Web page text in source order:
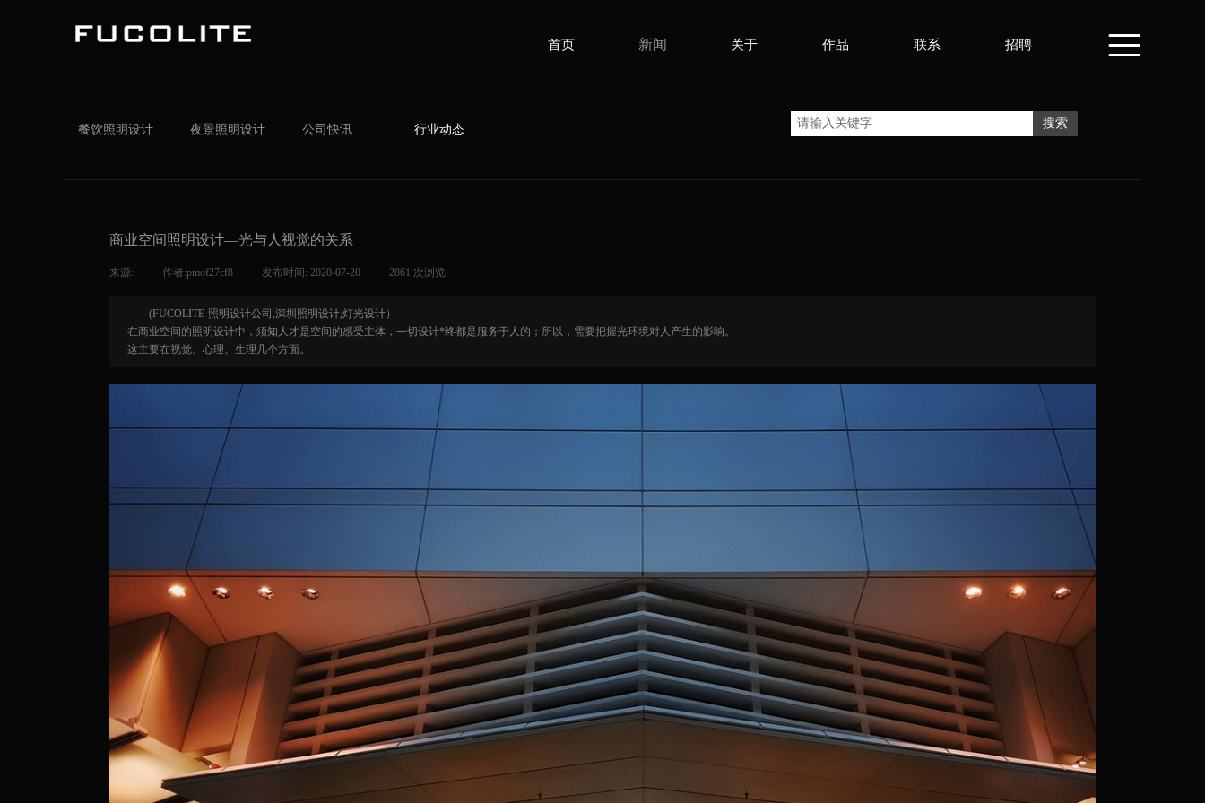
首页 新闻 关于 作品 联系 招聘 按钮文本
按钮文本
按钮文本
餐饮照明设计 夜景照明设计 公司快讯 行业动态 搜索
商业空间照明设计—光与人视觉的关系
来源: 作者:pmof27cf8 发布时间: 2020-07-20 2861 次浏览
​(FUCOLITE-照明设计公司,深圳照明设计,灯光设计）
​在商业空间的照明设计中，须知人才是空间的感受主体，一切设计*终都是服务于人的；所以，需要把握光环境对人产生的影响。
这主要在视觉、心理、生理几个方面。